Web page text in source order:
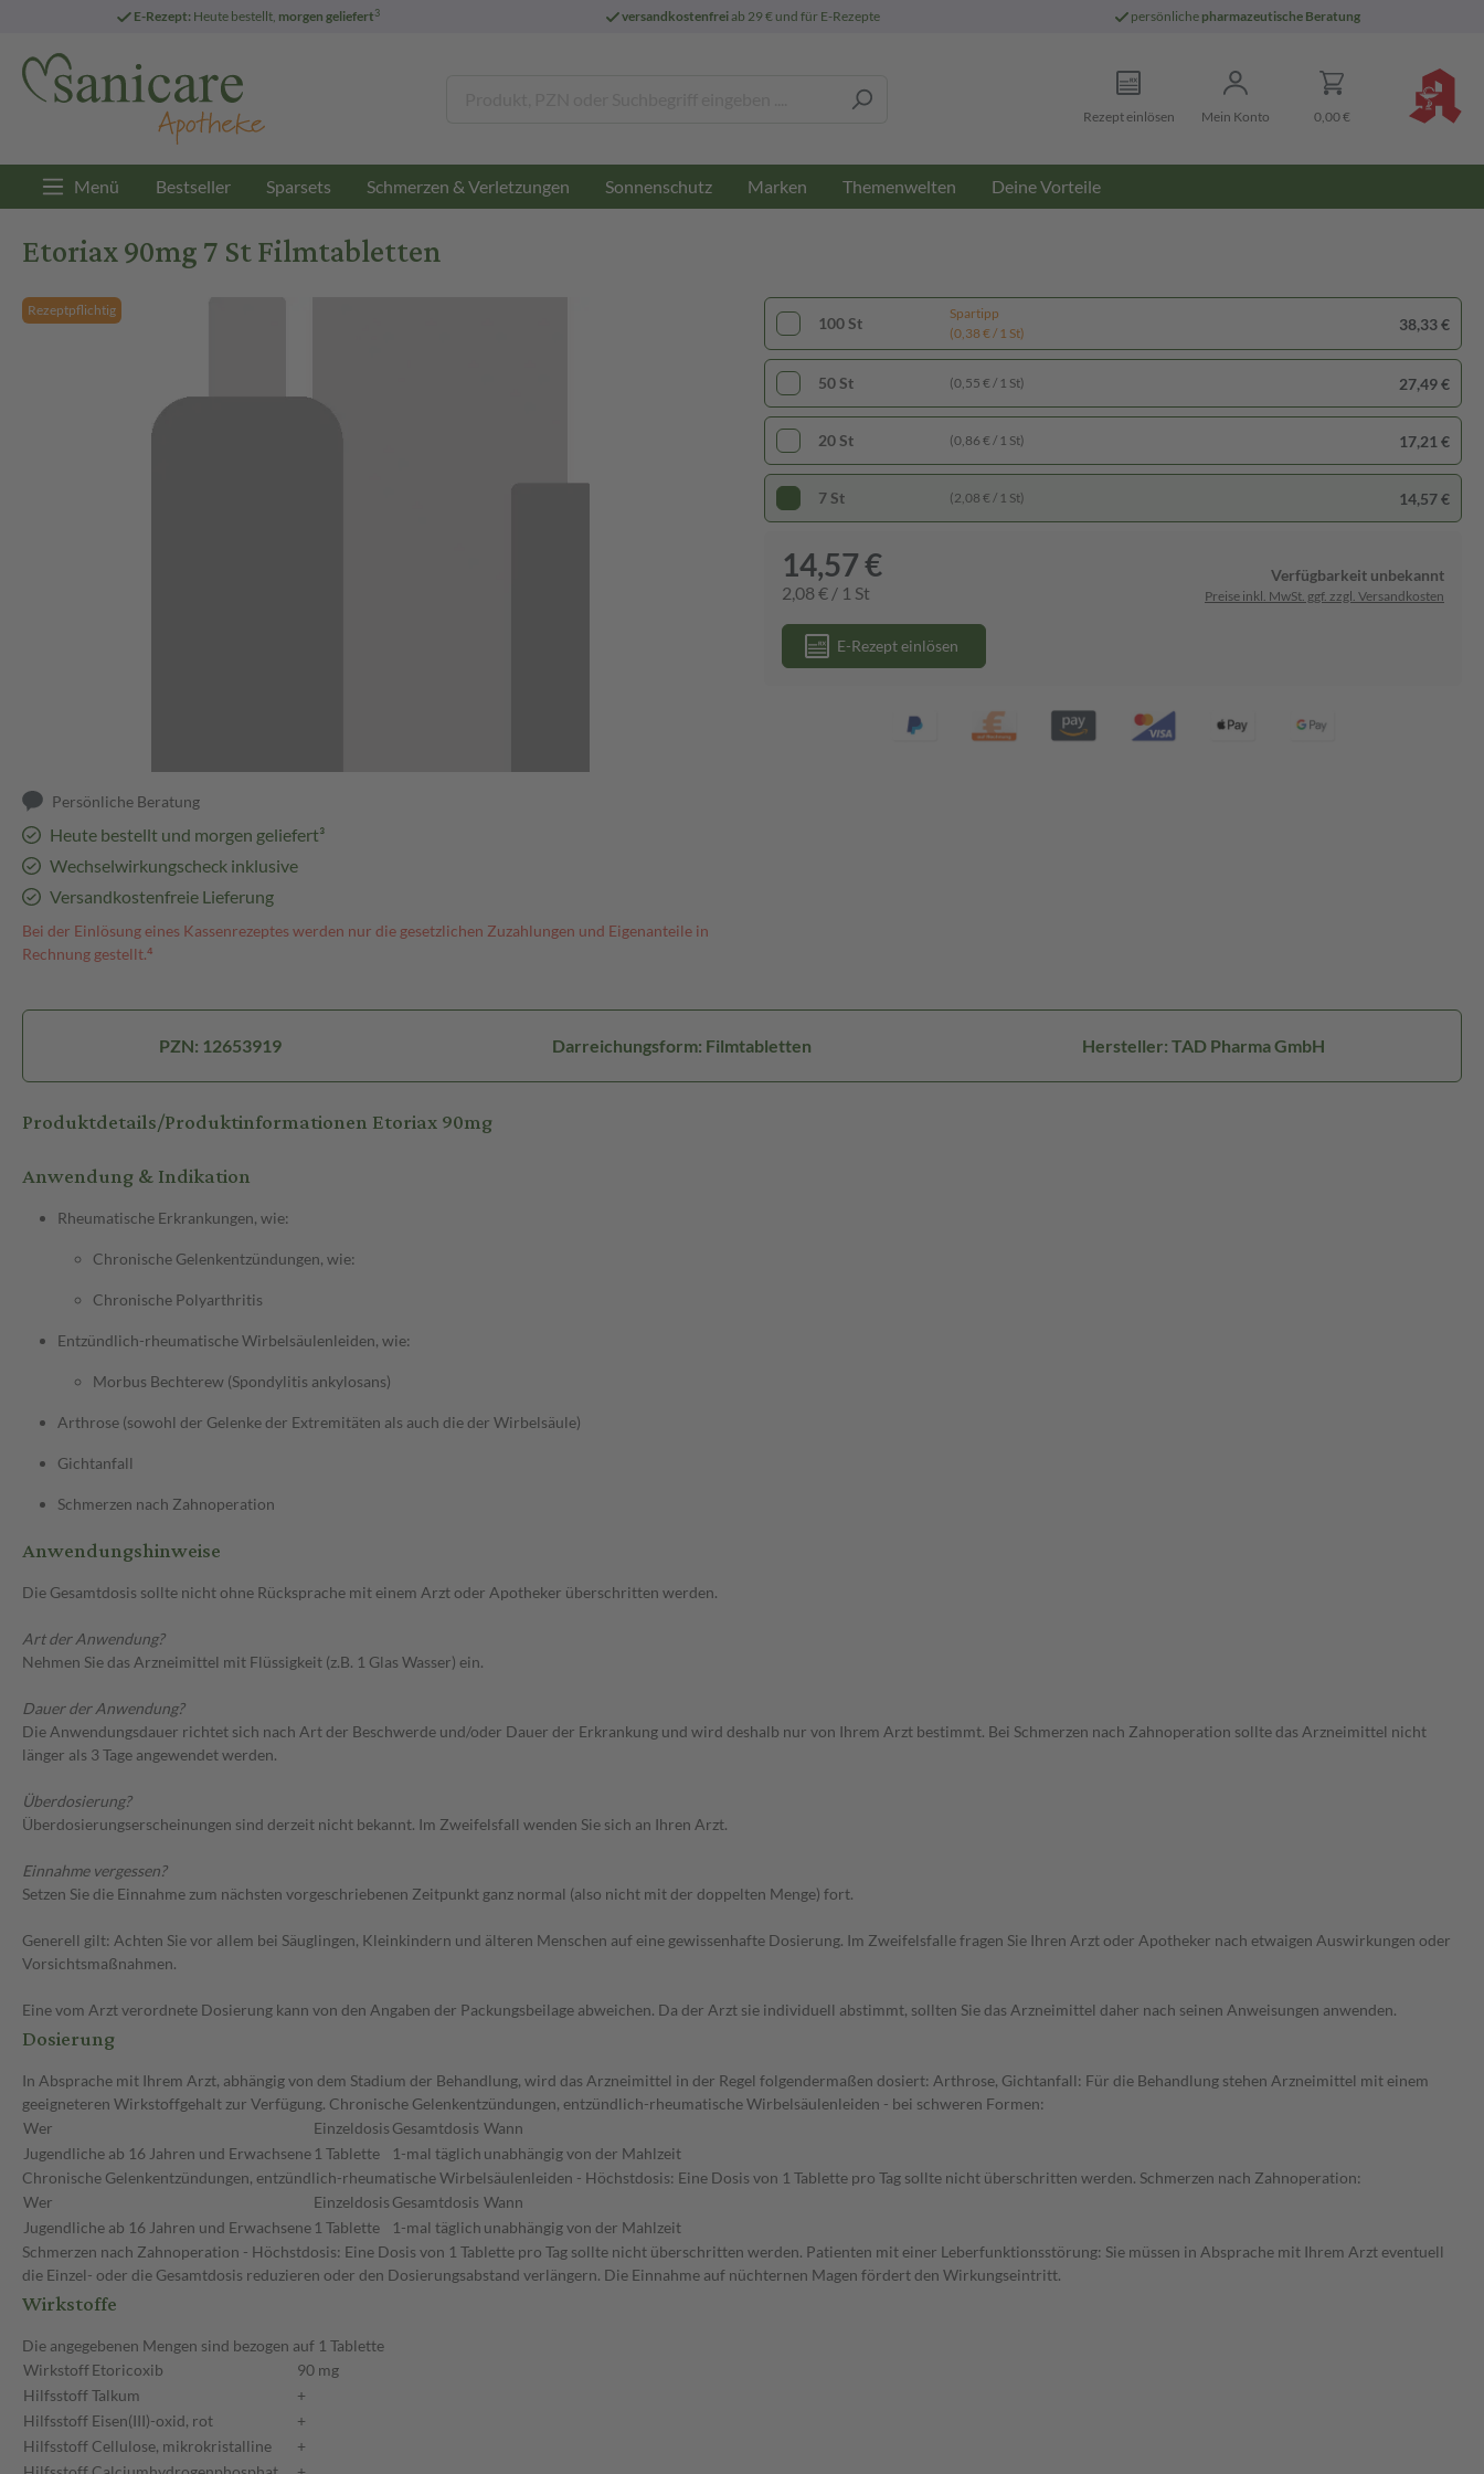
E-Rezept: Heute bestellt, morgen geliefert3 versandkostenfreiab 29 € und für E-Rezepte persönliche pharmazeutische Beratung
Rezept einlösen Mein Konto 0,00 €
Menü Bestseller Sparsets Schmerzen & Verletzungen Sonnenschutz Marken Themenwelten Deine Vorteile
Etoriax 90mg 7 St Filmtabletten
Rezeptpflichtig
Persönliche Beratung
Heute bestellt und morgen geliefert³
Wechselwirkungscheck inklusive
Versandkostenfreie Lieferung
Bei der Einlösung eines Kassenrezeptes werden nur die gesetzlichen Zuzahlungen und Eigenanteile in
Rechnung gestellt.⁴
100 St
Spartipp
(0,38 € / 1 St)
38,33 €
50 St (0,55 € / 1 St) 27,49 €
20 St (0,86 € / 1 St) 17,21 €
7 St (2,08 € / 1 St) 14,57 €
14,57 €
2,08 € / 1 St
Verfügbarkeit unbekannt
Preise inkl. MwSt. ggf. zzgl. Versandkosten
E-Rezept einlösen
PZN: 12653919 Darreichungsform: Filmtabletten Hersteller: TAD Pharma GmbH
Produktdetails/Produktinformationen Etoriax 90mg
Anwendung & Indikation
Rheumatische Erkrankungen, wie:
Chronische Gelenkentzündungen, wie:
Chronische Polyarthritis
Entzündlich-rheumatische Wirbelsäulenleiden, wie:
Morbus Bechterew (Spondylitis ankylosans)
Arthrose (sowohl der Gelenke der Extremitäten als auch die der Wirbelsäule)
Gichtanfall
Schmerzen nach Zahnoperation
Anwendungshinweise
Die Gesamtdosis sollte nicht ohne Rücksprache mit einem Arzt oder Apotheker überschritten werden.
Art der Anwendung?
Nehmen Sie das Arzneimittel mit Flüssigkeit (z.B. 1 Glas Wasser) ein.
Dauer der Anwendung?
Die Anwendungsdauer richtet sich nach Art der Beschwerde und/oder Dauer der Erkrankung und wird deshalb nur von Ihrem Arzt bestimmt. Bei Schmerzen nach Zahnoperation sollte das Arzneimittel nicht
länger als 3 Tage angewendet werden.
Überdosierung?
Überdosierungserscheinungen sind derzeit nicht bekannt. Im Zweifelsfall wenden Sie sich an Ihren Arzt.
Einnahme vergessen?
Setzen Sie die Einnahme zum nächsten vorgeschriebenen Zeitpunkt ganz normal (also nicht mit der doppelten Menge) fort.
Generell gilt: Achten Sie vor allem bei Säuglingen, Kleinkindern und älteren Menschen auf eine gewissenhafte Dosierung. Im Zweifelsfalle fragen Sie Ihren Arzt oder Apotheker nach etwaigen Auswirkungen oder
Vorsichtsmaßnahmen.
Eine vom Arzt verordnete Dosierung kann von den Angaben der Packungsbeilage abweichen. Da der Arzt sie individuell abstimmt, sollten Sie das Arzneimittel daher nach seinen Anweisungen anwenden.
Dosierung
In Absprache mit Ihrem Arzt, abhängig von dem Stadium der Behandlung, wird das Arzneimittel in der Regel folgendermaßen dosiert: Arthrose, Gichtanfall: Für die Behandlung stehen Arzneimittel mit einem
geeigneteren Wirkstoffgehalt zur Verfügung. Chronische Gelenkentzündungen, entzündlich-rheumatische Wirbelsäulenleiden - bei schweren Formen:
Wer
Einzeldosis Gesamtdosis Wann
Jugendliche ab 16 Jahren und Erwachsene 1 Tablette 1-mal täglich unabhängig von der Mahlzeit
Chronische Gelenkentzündungen, entzündlich-rheumatische Wirbelsäulenleiden - Höchstdosis: Eine Dosis von 1 Tablette pro Tag sollte nicht überschritten werden. Schmerzen nach Zahnoperation:
Wer
Einzeldosis Gesamtdosis Wann
Jugendliche ab 16 Jahren und Erwachsene 1 Tablette 1-mal täglich unabhängig von der Mahlzeit
Schmerzen nach Zahnoperation - Höchstdosis: Eine Dosis von 1 Tablette pro Tag sollte nicht überschritten werden. Patienten mit einer Leberfunktionsstörung: Sie müssen in Absprache mit Ihrem Arzt eventuell
die Einzel- oder die Gesamtdosis reduzieren oder den Dosierungsabstand verlängern. Die Einnahme auf nüchternen Magen fördert den Wirkungseintritt.
Wirkstoffe
Die angegebenen Mengen sind bezogen auf 1 Tablette
WirkstoffEtoricoxib
90 mg
HilfsstoffTalkum
+
Hilfsstoff Eisen(III)-oxid, rot
+
Hilfsstoff Cellulose, mikrokristalline
+